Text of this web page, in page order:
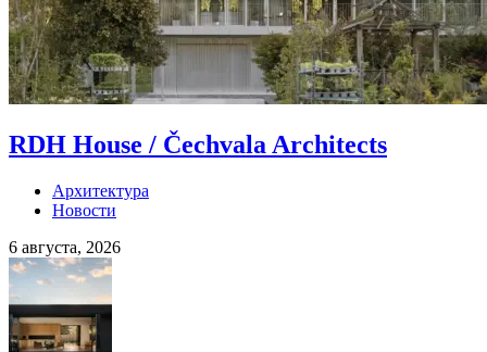
RDH House / Čechvala Architects
Архитектура
Новости
6 августа, 2026